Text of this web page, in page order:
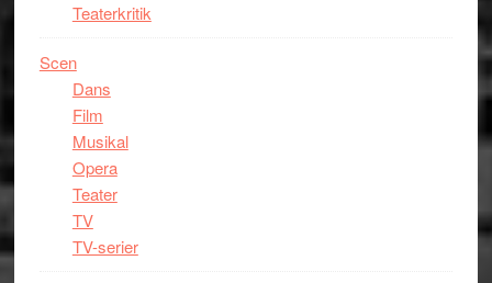
Teaterkritik
Scen
Dans
Film
Musikal
Opera
Teater
TV
TV-serier